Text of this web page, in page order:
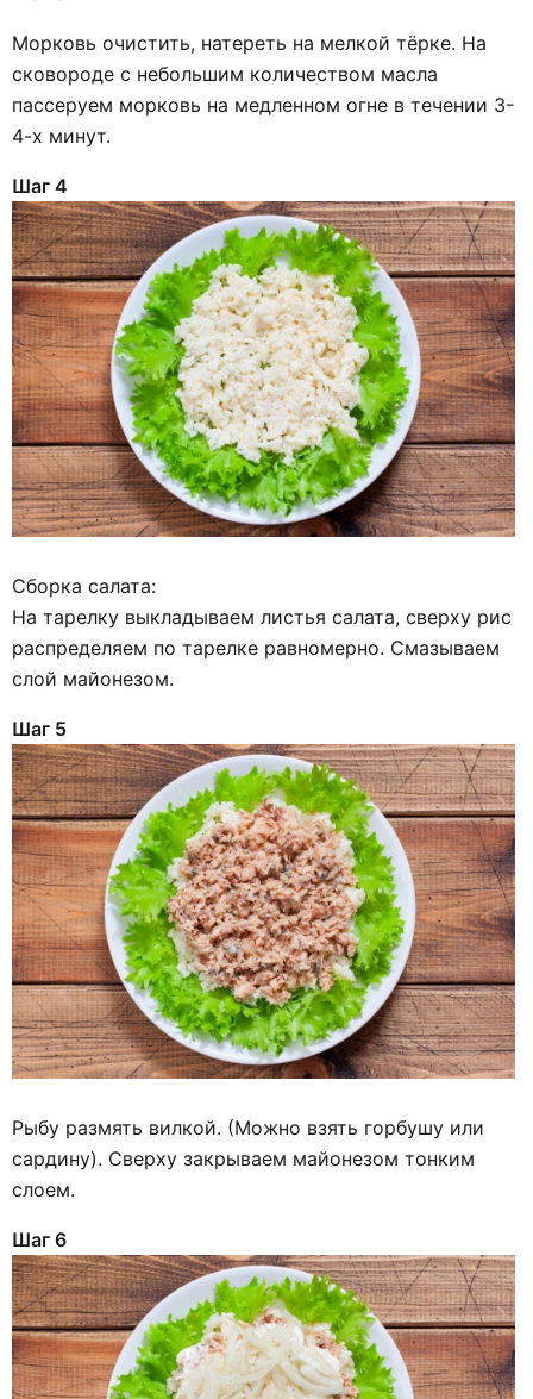
Морковь очистить, натереть на мелкой тёрке. На
сковороде с небольшим количеством масла
пассеруем морковь на медленном огне в течении 3-
4-х минут.
Шаг 4
Сборка салата:
На тарелку выкладываем листья салата, сверху рис
распределяем по тарелке равномерно. Смазываем
слой майонезом.
Шаг 5
Рыбу размять вилкой. (Можно взять горбушу или
сардину). Сверху закрываем майонезом тонким
слоем.
Шаг 6